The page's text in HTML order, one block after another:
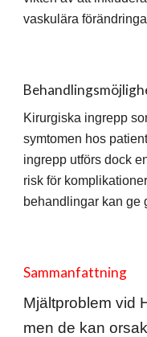
vaskulära
Kirurgiska ingrepp
symtomen hos
ingrepp utförs dock
risk för
behandlingar kan ge
Sammanfattning
Mjältproblem vid
men de kan